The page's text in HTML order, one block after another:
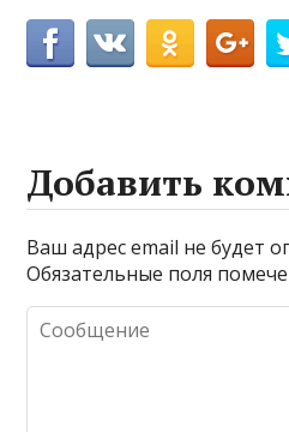
Добавить
Ваш адрес email не будет
Обязательные поля